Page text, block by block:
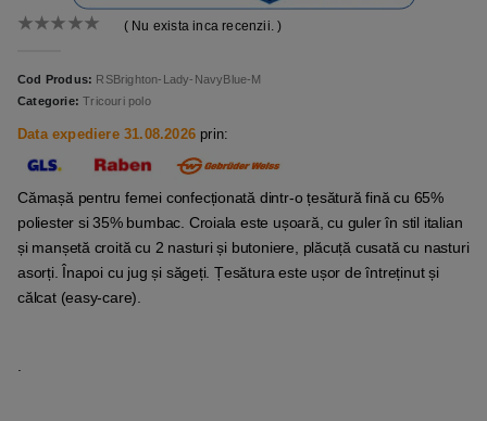
( Nu exista inca recenzii. )
Cod Produs: RSBrighton-Lady-NavyBlue-M
Categorie:Tricouri polo
Data expediere 31.08.2026 prin:
Cămașă pentru femei confecționată dintr-o țesătură fină cu 65%
poliester si 35% bumbac. Croiala este ușoară, cu guler în stil italian
și manșetă croită cu 2 nasturi și butoniere, plăcuță cusată cu nasturi
asorți. Înapoi cu jug și săgeți. Țesătura este ușor de întreținut și
călcat (easy-care).
.